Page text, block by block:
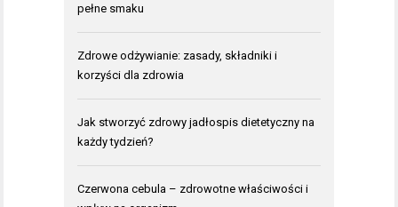
pełne smaku
Zdrowe odżywianie: zasady, składniki i
korzyści dla zdrowia
Jak stworzyć zdrowy jadłospis dietetyczny na
każdy tydzień?
Czerwona cebula – zdrowotne właściwości i